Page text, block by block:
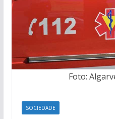
Foto:
SOCIEDADE